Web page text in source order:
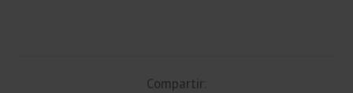
Compartir: